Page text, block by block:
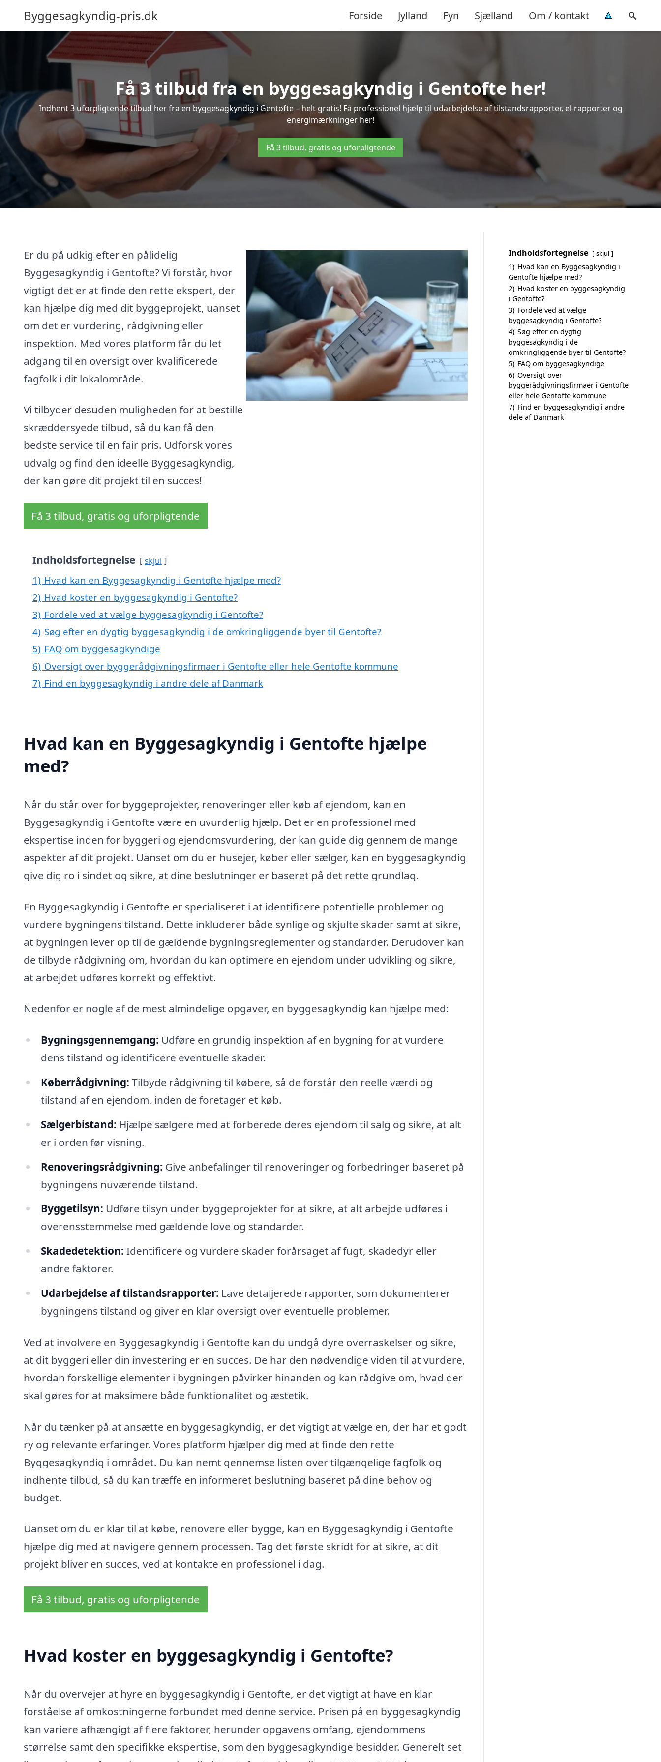
Byggesagkyndig-pris.dk Forside Jylland Fyn Sjælland Om / kontakt
Få 3 tilbud fra en byggesagkyndig i Gentofte her!
Indhent 3 uforpligtende tilbud her fra en byggesagkyndig i Gentofte – helt gratis! Få professionel hjælp til udarbejdelse af tilstandsrapporter, el-rapporter og
energimærkninger her!
Få 3 tilbud, gratis og uforpligtende
Er du på udkig efter en pålidelig
Byggesagkyndig i Gentofte? Vi forstår, hvor
vigtigt det er at finde den rette ekspert, der
kan hjælpe dig med dit byggeprojekt, uanset
om det er vurdering, rådgivning eller
inspektion. Med vores platform får du let
adgang til en oversigt over kvalificerede
fagfolk i dit lokalområde.
Vi tilbyder desuden muligheden for at bestille
skræddersyede tilbud, så du kan få den
bedste service til en fair pris. Udforsk vores
udvalg og find den ideelle Byggesagkyndig,
der kan gøre dit projekt til en succes!
Få 3 tilbud, gratis og uforpligtende
Indholdsfortegnelse skjul
1) Hvad kan en Byggesagkyndig i Gentofte hjælpe med?
2) Hvad koster en byggesagkyndig i Gentofte?
3) Fordele ved at vælge byggesagkyndig i Gentofte?
4) Søg efter en dygtig byggesagkyndig i de omkringliggende byer til Gentofte?
5) FAQ om byggesagkyndige
6) Oversigt over byggerådgivningsfirmaer i Gentofte eller hele Gentofte kommune
7) Find en byggesagkyndig i andre dele af Danmark
Hvad kan en Byggesagkyndig i Gentofte hjælpe
med?
Når du står over for byggeprojekter, renoveringer eller køb af ejendom, kan en
Byggesagkyndig i Gentofte være en uvurderlig hjælp. Det er en professionel med
ekspertise inden for byggeri og ejendomsvurdering, der kan guide dig gennem de mange
aspekter af dit projekt. Uanset om du er husejer, køber eller sælger, kan en byggesagkyndig
give dig ro i sindet og sikre, at dine beslutninger er baseret på det rette grundlag.
En Byggesagkyndig i Gentofte er specialiseret i at identificere potentielle problemer og
vurdere bygningens tilstand. Dette inkluderer både synlige og skjulte skader samt at sikre,
at bygningen lever op til de gældende bygningsreglementer og standarder. Derudover kan
de tilbyde rådgivning om, hvordan du kan optimere en ejendom under udvikling og sikre,
at arbejdet udføres korrekt og effektivt.
Nedenfor er nogle af de mest almindelige opgaver, en byggesagkyndig kan hjælpe med:
Bygningsgennemgang: Udføre en grundig inspektion af en bygning for at vurdere
dens tilstand og identificere eventuelle skader.
Køberrådgivning: Tilbyde rådgivning til købere, så de forstår den reelle værdi og
tilstand af en ejendom, inden de foretager et køb.
Sælgerbistand: Hjælpe sælgere med at forberede deres ejendom til salg og sikre, at alt
er i orden før visning.
Renoveringsrådgivning: Give anbefalinger til renoveringer og forbedringer baseret på
bygningens nuværende tilstand.
Byggetilsyn: Udføre tilsyn under byggeprojekter for at sikre, at alt arbejde udføres i
overensstemmelse med gældende love og standarder.
Skadedetektion: Identificere og vurdere skader forårsaget af fugt, skadedyr eller
andre faktorer.
Udarbejdelse af tilstandsrapporter: Lave detaljerede rapporter, som dokumenterer
bygningens tilstand og giver en klar oversigt over eventuelle problemer.
Ved at involvere en Byggesagkyndig i Gentofte kan du undgå dyre overraskelser og sikre,
at dit byggeri eller din investering er en succes. De har den nødvendige viden til at vurdere,
hvordan forskellige elementer i bygningen påvirker hinanden og kan rådgive om, hvad der
skal gøres for at maksimere både funktionalitet og æstetik.
Når du tænker på at ansætte en byggesagkyndig, er det vigtigt at vælge en, der har et godt
ry og relevante erfaringer. Vores platform hjælper dig med at finde den rette
Byggesagkyndig i området. Du kan nemt gennemse listen over tilgængelige fagfolk og
indhente tilbud, så du kan træffe en informeret beslutning baseret på dine behov og
budget.
Uanset om du er klar til at købe, renovere eller bygge, kan en Byggesagkyndig i Gentofte
hjælpe dig med at navigere gennem processen. Tag det første skridt for at sikre, at dit
projekt bliver en succes, ved at kontakte en professionel i dag.
Få 3 tilbud, gratis og uforpligtende
Hvad koster en byggesagkyndig i Gentofte?
Når du overvejer at hyre en byggesagkyndig i Gentofte, er det vigtigt at have en klar
forståelse af omkostningerne forbundet med denne service. Prisen på en byggesagkyndig
kan variere afhængigt af flere faktorer, herunder opgavens omfang, ejendommens
størrelse samt den specifikke ekspertise, som den byggesagkyndige besidder. Generelt set
Indholdsfortegnelse skjul
1) Hvad kan en Byggesagkyndig i
Gentofte hjælpe med?
2) Hvad koster en byggesagkyndig
i Gentofte?
3) Fordele ved at vælge
byggesagkyndig i Gentofte?
4) Søg efter en dygtig
byggesagkyndig i de
omkringliggende byer til Gentofte?
5) FAQ om byggesagkyndige
6) Oversigt over
byggerådgivningsfirmaer i Gentofte
eller hele Gentofte kommune
7) Find en byggesagkyndig i andre
dele af Danmark